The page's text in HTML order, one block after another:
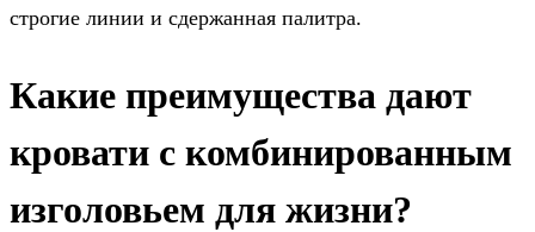
строгие линии и сдержанная палитра.
Какие преимущества дают
кровати с комбинированным
изголовьем для жизни?